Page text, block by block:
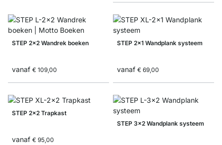
STEP 2x2 Wandrek boeken
vanaf € 109,00
STEP 2x1 Wandplank systeem
vanaf € 69,00
STEP 2x2 Trapkast
vanaf € 95,00
STEP 3x2 Wandplank systeem